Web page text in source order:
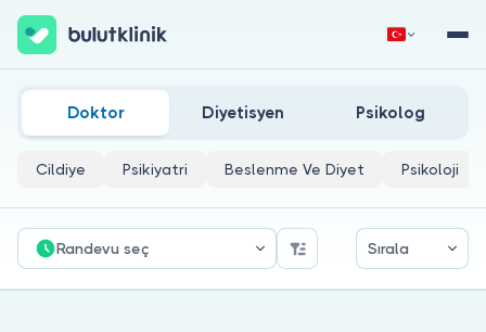
Hemen Kaydol Giriş Yap
Ortopedi Ve Travmatoloji Doktorları
Doktor Diyetisyen Psikolog
Cildiye Psikiyatri Beslenme Ve Diyet Psikoloji
Randevu seç Sırala